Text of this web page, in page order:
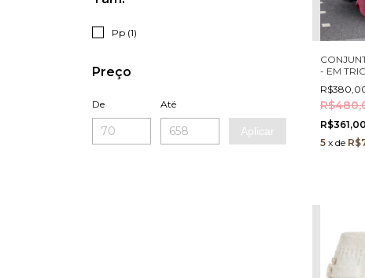
Pp (1)
Preço
De Até
Aplicar
- EM
BOTÕES
R$361,00
5 x de